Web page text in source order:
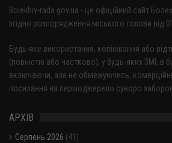
Bolekhiv-rada.gov.ua - це офіційний сайт
згідно розпорядження міського голови від
Будь-яке використання, копіювання або
(повністю або частково), у будь-яких ЗМІ, в
включаючи, але не обмежуючись,
посилання на першоджерело суворо
АРХІВ
Серпень 2026 (41)